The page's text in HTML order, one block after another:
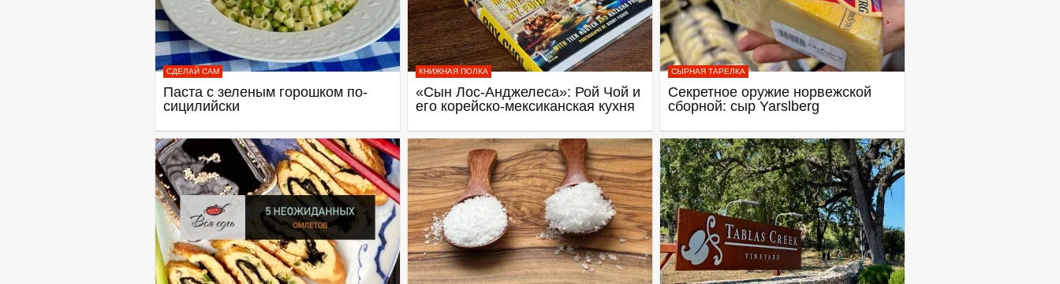
СДЕЛАЙ САМ
Паста с зеленым горошком по-
сицилийски
КНИЖНАЯ ПОЛКА
«Сын Лос-Анджелеса»: Рой Чой и
его корейско-мексиканская кухня
СЫРНАЯ ТАРЕЛКА
Секретное оружие норвежской
сборной: сыр Yarslberg